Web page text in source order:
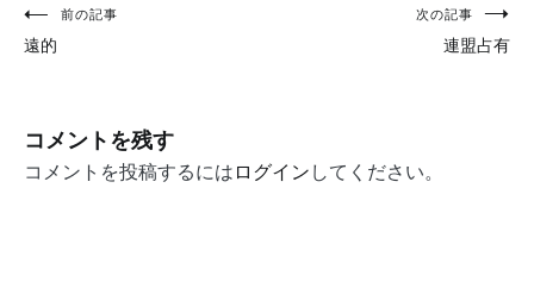
投
稿
ビ
ゲ
前の記事
遠的
次の記事
連盟占有
コメントを残す
コメントを投稿するには ログイン してください。